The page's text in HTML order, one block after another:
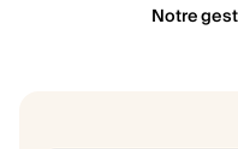
Notre